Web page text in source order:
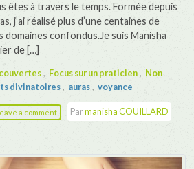
êtes à travers le temps. Formée depuis
j’ai réalisé plus d’une centaines de
confondus.Je suis Manisha
de […]
, Focus sur un praticien, Non
divinatoires, auras, voyance
a comment Parmanisha COUILLARD